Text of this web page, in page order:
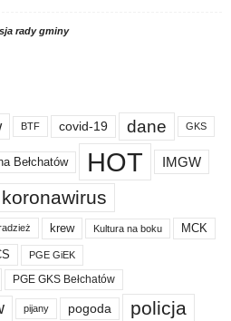
rady gminy
BTF covid-19 dane GKS
Bełchatów HOT IMGW
koronawirus
krew Kultura na boku MCK
PGE GiEK
PGE GKS Bełchatów
pijany pogoda policja